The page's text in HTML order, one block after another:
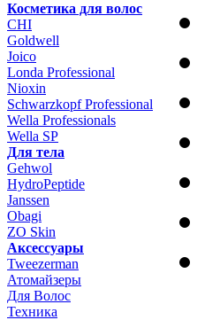
Косметика для волос
CHI
Goldwell
Joico
Londa Professional
Nioxin
Schwarzkopf Professional
Wella Professionals
Wella SP
Для тела
Gehwol
HydroPeptide
Janssen
Obagi
ZO Skin
Aксессуары
Tweezerman
Атомайзеры
Для Волос
Техника